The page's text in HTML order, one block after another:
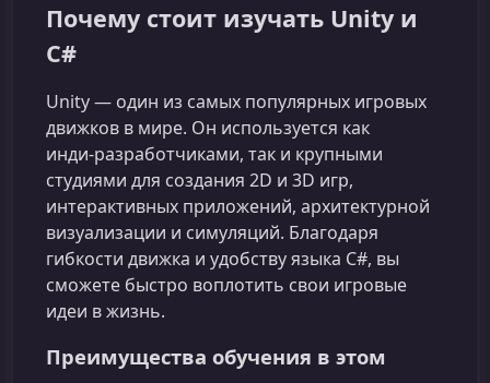
Почему стоит изучать Unity и
C#
Unity — один из самых популярных игровых
движков в мире. Он используется как
инди‑разработчиками, так и крупными
студиями для создания 2D и 3D игр,
интерактивных приложений, архитектурной
визуализации и симуляций. Благодаря
гибкости движка и удобству языка C#, вы
сможете быстро воплотить свои игровые
идеи в жизнь.
Преимущества обучения в этом